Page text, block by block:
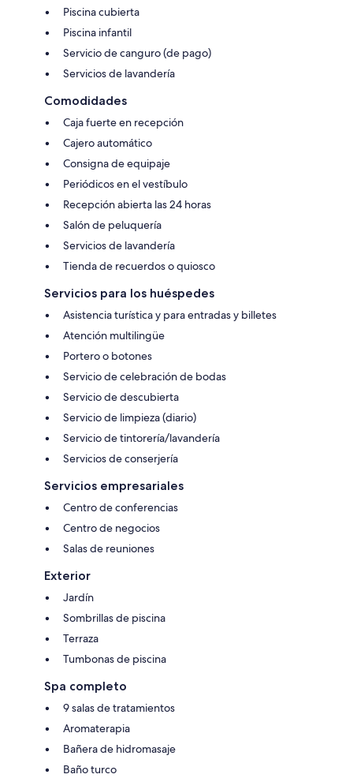
Piscina cubierta
Piscina infantil
Servicio de canguro (de pago)
Servicios de lavandería
Comodidades
Caja fuerte en recepción
Cajero automático
Consigna de equipaje
Periódicos en el vestíbulo
Recepción abierta las 24 horas
Salón de peluquería
Servicios de lavandería
Tienda de recuerdos o quiosco
Servicios para los huéspedes
Asistencia turística y para entradas y billetes
Atención multilingüe
Portero o botones
Servicio de celebración de bodas
Servicio de descubierta
Servicio de limpieza (diario)
Servicio de tintorería/lavandería
Servicios de conserjería
Servicios empresariales
Centro de conferencias
Centro de negocios
Salas de reuniones
Exterior
Jardín
Sombrillas de piscina
Terraza
Tumbonas de piscina
Spa completo
9 salas de tratamientos
Aromaterapia
Bañera de hidromasaje
Baño turco